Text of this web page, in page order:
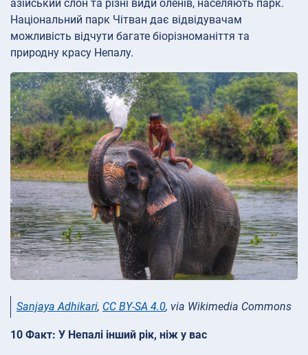
азійський слон та різні види оленів, населяють парк.
Національний парк Чітван дає відвідувачам
можливість відчути багате біорізноманіття та
природну красу Непалу.
Sanjaya Adhikari, CC BY-SA 4.0, via Wikimedia Commons
10 Факт: У Непалі інший рік, ніж у вас